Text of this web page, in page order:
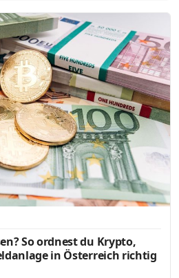
So ordnest du Krypto,
in Österreich richtig